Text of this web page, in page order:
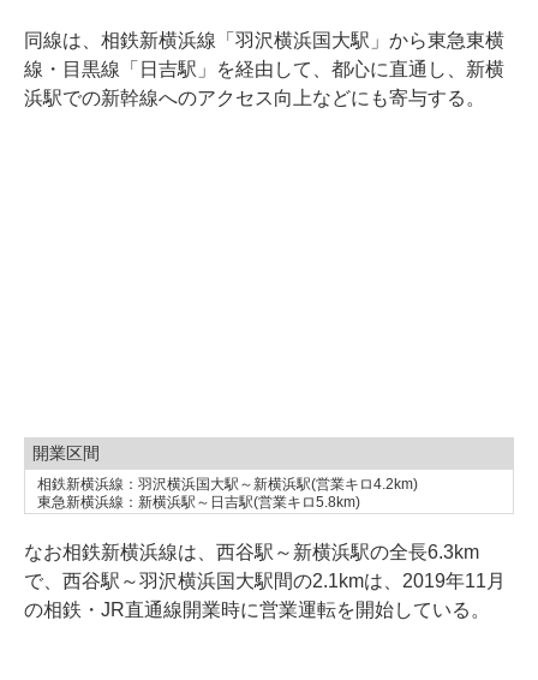
同線は、相鉄新横浜線「羽沢横浜国大駅」から東急東横
線・目黒線「日吉駅」を経由して、都心に直通し、新横
浜駅での新幹線へのアクセス向上などにも寄与する。
開業区間
相鉄新横浜線：羽沢横浜国大駅～新横浜駅(営業キロ4.2km)
東急新横浜線：新横浜駅～日吉駅(営業キロ5.8km)
なお相鉄新横浜線は、西谷駅～新横浜駅の全長6.3km
で、西谷駅～羽沢横浜国大駅間の2.1kmは、2019年11月
の相鉄・JR直通線開業時に営業運転を開始している。